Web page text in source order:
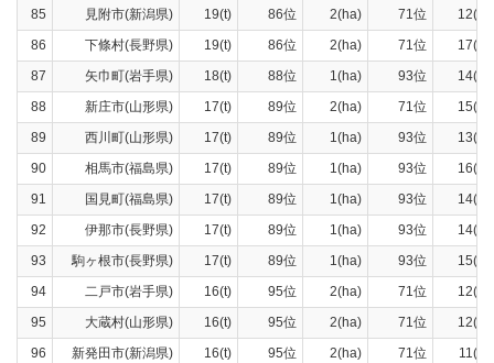
85 見附市(新潟県) 19(t) 86位 2(ha) 71位
12(t)
86
下條村(長野県) 19(t) 86位 2(ha) 71位
17(t)
87
矢巾町(岩手県) 18(t) 88位 1(ha) 93位
14(t)
88
新庄市(山形県) 17(t) 89位 2(ha) 71位
15(t)
89
西川町(山形県) 17(t) 89位 1(ha) 93位
13(t)
90
相馬市(福島県) 17(t) 89位 1(ha) 93位
16(t)
91
国見町(福島県) 17(t) 89位 1(ha) 93位
14(t)
92
伊那市(長野県) 17(t) 89位 1(ha) 93位
14(t)
93
駒ヶ根市(長野県) 17(t) 89位 1(ha) 93位
15(t)
94
二戸市(岩手県) 16(t) 95位 2(ha) 71位
12(t)
95
大蔵村(山形県) 16(t) 95位 2(ha) 71位
12(t)
96
新発田市(新潟県) 16(t) 95位 2(ha) 71位
11(t)